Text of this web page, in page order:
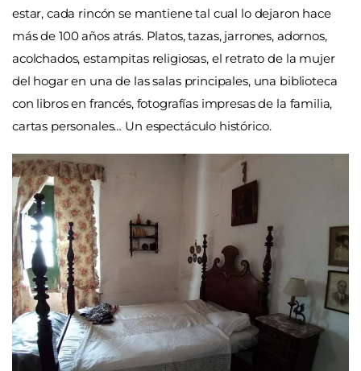
estar, cada rincón se mantiene tal cual lo dejaron hace
más de 100 años atrás. Platos, tazas, jarrones, adornos,
acolchados, estampitas religiosas, el retrato de la mujer
del hogar en una de las salas principales, una biblioteca
con libros en francés, fotografías impresas de la familia,
cartas personales… Un espectáculo histórico.